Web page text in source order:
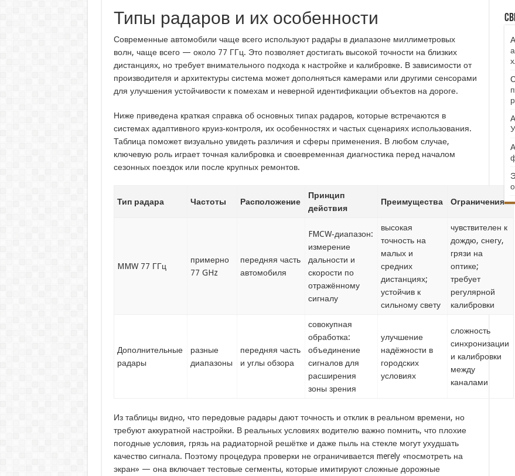
Типы радаров и их особенности
Современные автомобили чаще всего используют радаpы в диапазоне миллиметровых
волн, чаще всего — около 77 ГГц. Это позволяет достигать высокой точности на близких
дистанциях, но требует внимательного подхода к настройке и калибровке. В зависимости от
производителя и архитектуры система может дополняться камерами или другими сенсорами
для улучшения устойчивости к помехам и неверной идентификации объектов на дороге.
Ниже приведена краткая справка об основных типах радаров, которые встречаются в
системах адаптивного круиз‑контроля, их особенностях и частых сценариях использования.
Таблица поможет визуально увидеть различия и сферы применения. В любом случае,
ключевую роль играет точная калибровка и своевременная диагностика перед началом
сезонных поездок или после крупных ремонтов.
Тип радара Частоты Расположение
Принцип
действия
Преимущества Ограничения
MMW 77 ГГц
примерно
77 GHz
передняя часть
автомобиля
FMCW‑диапазон:
измерение
дальности и
скорости по
отражённому
сигналу
высокая
точность на
малых и
средних
дистанциях;
устойчив к
сильному свету
чувствителен к
дождю, снегу,
грязи на
оптике;
требует
регулярной
калибровки
Дополнительные
радары
разные
диапазоны
передняя часть
и углы обзора
совокупная
обработка:
объединение
сигналов для
расширения
зоны зрения
улучшение
надёжности в
городских
условиях
сложность
синхронизации
и калибровки
между
каналами
Из таблицы видно, что передовые радары дают точность и отклик в реальном времени, но
требуют аккуратной настройки. В реальных условиях водителю важно помнить, что плохие
погодные условия, грязь на радиаторной решётке и даже пыль на стекле могут ухудшать
качество сигнала. Поэтому процедура проверки не ограничивается merely «посмотреть на
экран» — она включает тестовые сегменты, которые имитируют сложные дорожные